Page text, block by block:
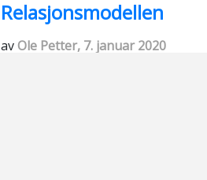
Relasjonsmodellen
avOle Petter, 7. januar 2020